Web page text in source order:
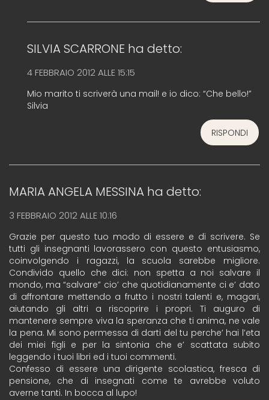
SILVIA SCARRONE ha detto:
4 FEBBRAIO 2012 ALLE 15:15
Mio marito ti scriverà una mail! e io dico: “Che bello!”
Silvia
RISPONDI
MARIA ANGELA MESSINA ha detto:
3 FEBBRAIO 2012 ALLE 10:16
Grazie per questo tuo modo di essere e di scrivere. Se
tutti gli insegnanti lavorassero con questo entusiasmo,
coinvolgendo i ragazzi, la scuola sarebbe migliore.
Condivido quello che dici: non spetta a noi salvare il
mondo, ma “salvare” cio’ che quotidianamente ci e’ dato
di affrontare mettendo a frutto i nostri talenti e, magari,
aiutando gli altri a riscoprire i propri. Ti auguro di
mantenere sempre viva la speranza che ti anima, ne vale
la pena. Mi sono permessa di darti del tu perche’ hai l’eta
dei miei figli e per la sintonia che e’ scattata subito
leggendo i tuoi libri ed i tuoi commenti.
Confesso di essere una dirigente scolastica, fresca di
pensione, che di insegnati come te avrebbe voluto
averne tanti. In bocca al lupo!